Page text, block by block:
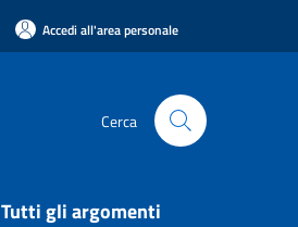
Accedi all'area personale
Cerca
Tutti gli argomenti